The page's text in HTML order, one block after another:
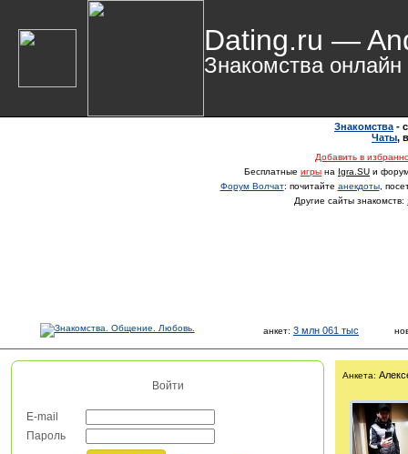
Dating.ru —
Знакомства онлайн
Знакомства -
Чаты,
Добавить в
Бесплатные игры на Igra.SU и
Форум Волчат: почитайте анекдоты,
Другие сайты знакомств:
анкет: 3 млн 061 тыс
Войти
E-mail
Пароль
Анкета: